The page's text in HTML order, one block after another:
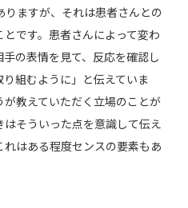
ますが、それは患者さんとの
です。患者さんによって変わ
の表情を見て、反応を確認し
組むように」と伝えていま
教えていただく立場のことが
そういった点を意識して伝え
はある程度センスの要素もあ